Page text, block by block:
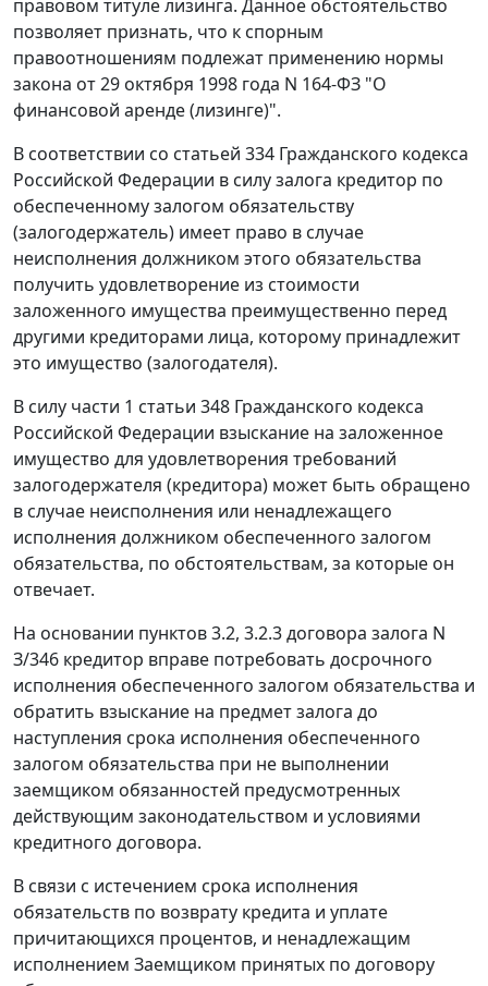
правовом титуле лизинга. Данное обстоятельство
позволяет признать, что к спорным
правоотношениям подлежат применению нормы
закона от 29 октября 1998 года N 164-ФЗ "О
финансовой аренде (лизинге)".
В соответствии со статьей 334 Гражданского кодекса
Российской Федерации в силу залога кредитор по
обеспеченному залогом обязательству
(залогодержатель) имеет право в случае
неисполнения должником этого обязательства
получить удовлетворение из стоимости
заложенного имущества преимущественно перед
другими кредиторами лица, которому принадлежит
это имущество (залогодателя).
В силу части 1 статьи 348 Гражданского кодекса
Российской Федерации взыскание на заложенное
имущество для удовлетворения требований
залогодержателя (кредитора) может быть обращено
в случае неисполнения или ненадлежащего
исполнения должником обеспеченного залогом
обязательства, по обстоятельствам, за которые он
отвечает.
На основании пунктов 3.2, 3.2.3 договора залога N
З/346 кредитор вправе потребовать досрочного
исполнения обеспеченного залогом обязательства и
обратить взыскание на предмет залога до
наступления срока исполнения обеспеченного
залогом обязательства при не выполнении
заемщиком обязанностей предусмотренных
действующим законодательством и условиями
кредитного договора.
В связи с истечением срока исполнения
обязательств по возврату кредита и уплате
причитающихся процентов, и ненадлежащим
исполнением Заемщиком принятых по договору